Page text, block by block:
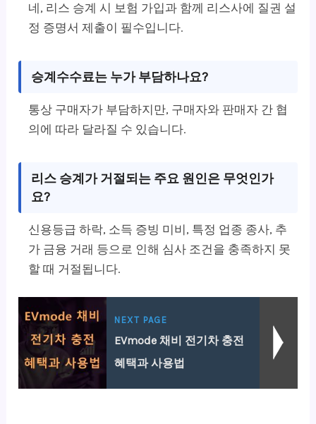
네, 리스 승계 시 보험 가입과 함께 리스사에 질권 설
정 증명서 제출이 필수입니다.
승계수수료는 누가 부담하나요?
통상 구매자가 부담하지만, 구매자와 판매자 간 협
의에 따라 달라질 수 있습니다.
리스 승계가 거절되는 주요 원인은 무엇인가
요?
신용등급 하락, 소득 증빙 미비, 특정 업종 종사, 추
가 금융 거래 등으로 인해 심사 조건을 충족하지 못
할 때 거절됩니다.
NEXT PAGE
EVmode 채비 전기차 충전
혜택과 사용법